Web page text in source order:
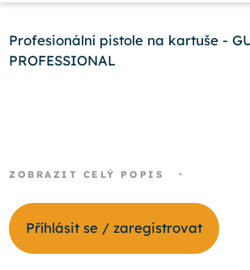
Profesionální pistole na kartuše -
PROFESSIONAL
ZOBRAZIT CELÝ POPIS
Příhlásit se / zaregistrovat